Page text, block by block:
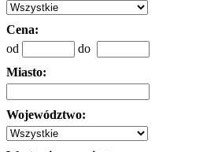
Cena:
od
do
Miasto:
Województwo: